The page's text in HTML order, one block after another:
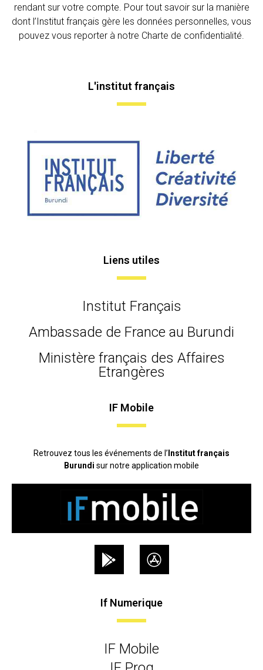
rendant sur votre compte. Pour tout savoir sur la manière
dont l’Institut français gère les données personnelles, vous
pouvez vous reporter à notre Charte de confidentialité.
L'institut français
Liens utiles
Institut Français
Ambassade de France au Burundi
Ministère français des Affaires
Etrangères
IF Mobile
Retrouvez tous les événements de l’ Institut français
Burundi sur notre application mobile
If Numerique
IF Mobile